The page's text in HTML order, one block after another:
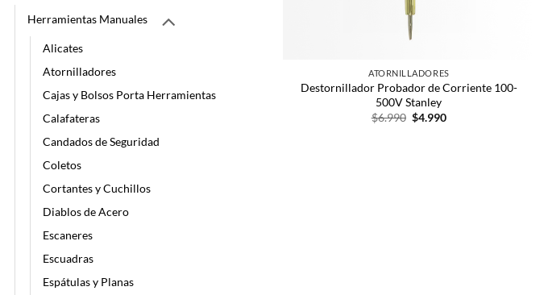
Herramientas Manuales
Alicates
Atornilladores
Cajas y Bolsos Porta Herramientas
Calafateras
Candados de Seguridad
Coletos
Cortantes y Cuchillos
Diablos de Acero
Escaneres
Escuadras
Espátulas y Planas
ATORNILLADORES
Destornillador Probador de Corriente 100-
500V Stanley
$6.990 $4.990